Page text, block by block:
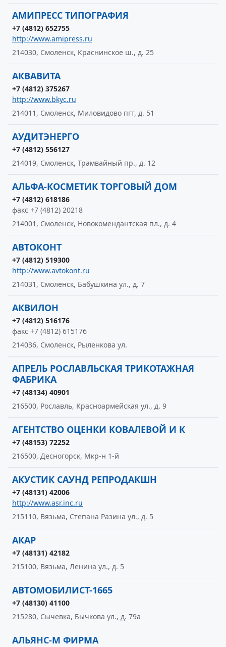
АМИПРЕСС ТИПОГРАФИЯ
+7 (4812) 652755
http://www.amipress.ru
214030, Смоленск, Краснинское ш., д. 25
АКВАВИТА
+7 (4812) 375267
http://www.bkyc.ru
214011, Смоленск, Миловидово пгт, д. 51
АУДИТЭНЕРГО
+7 (4812) 556127
214019, Смоленск, Трамвайный пр., д. 12
АЛЬФА-КОСМЕТИК ТОРГОВЫЙ ДОМ
+7 (4812) 618186
факс +7 (4812) 20218
214001, Смоленск, Новокомендантская пл., д. 4
АВТОКОНТ
+7 (4812) 519300
http://www.avtokont.ru
214031, Смоленск, Бабушкина ул., д. 7
АКВИЛОН
+7 (4812) 516176
факс +7 (4812) 615176
214036, Смоленск, Рыленкова ул.
АПРЕЛЬ РОСЛАВЛЬСКАЯ ТРИКОТАЖНАЯ
ФАБРИКА
+7 (48134) 40901
216500, Рославль, Красноармейская ул., д. 9
АГЕНТСТВО ОЦЕНКИ КОВАЛЕВОЙ И К
+7 (48153) 72252
216500, Десногорск, Мкр-н 1-й
АКУСТИК САУНД РЕПРОДАКШН
+7 (48131) 42006
http://www.asr.inc.ru
215110, Вязьма, Степана Разина ул., д. 5
АКАР
+7 (48131) 42182
215100, Вязьма, Ленина ул., д. 5
АВТОМОБИЛИСТ-1665
+7 (48130) 41100
215280, Сычевка, Бычкова ул., д. 79а
АЛЬЯНС-М ФИРМА